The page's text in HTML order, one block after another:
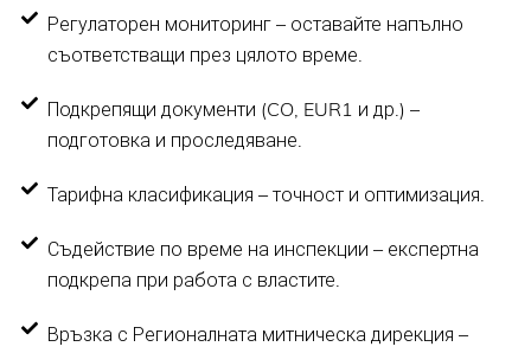
Регулаторен мониторинг – оставайте напълно
съответстващи през цялото време.
Подкрепящи документи (CO, EUR1 и др.) –
подготовка и проследяване.
Тарифна класификация – точност и оптимизация.
Съдействие по време на инспекции – експертна
подкрепа при работа с властите.
Връзка с Регионалната митническа дирекция –